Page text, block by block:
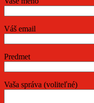
Váš email
Predmet
Vaša správa (voliteľné)